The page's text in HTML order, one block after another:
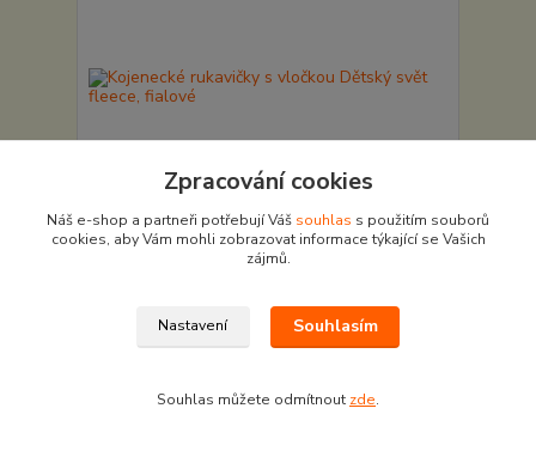
/ks
bez DPH Skladem v e-shopu
Zvolit variantu
Zpracování cookies
Náš e-shop a partneři potřebují Váš souhlas s použitím souborů
cookies, aby Vám mohli zobrazovat informace týkající se Vašich
zájmů.
Nastavení Souhlasím
Souhlas můžete odmítnout zde.